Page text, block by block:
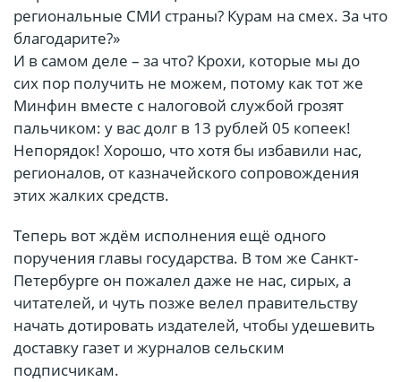
региональные СМИ страны? Курам на смех. За что
благодарите?»
И в самом деле – за что? Крохи, которые мы до
сих пор получить не можем, потому как тот же
Минфин вместе с налоговой службой грозят
пальчиком: у вас долг в 13 рублей 05 копеек!
Непорядок! Хорошо, что хотя бы избавили нас,
регионалов, от казначейского сопровождения
этих жалких средств.
Теперь вот ждём исполнения ещё одного
поручения главы государства. В том же Санкт-
Петербурге он пожалел даже не нас, сирых, а
читателей, и чуть позже велел правительству
начать дотировать издателей, чтобы удешевить
доставку газет и журналов сельским
подписчикам.